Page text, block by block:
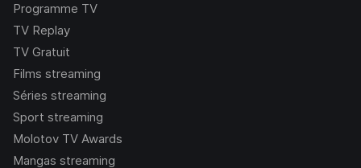
Programme TV
TV Replay
TV Gratuit
Films streaming
Séries streaming
Sport streaming
Molotov TV Awards
Mangas streaming